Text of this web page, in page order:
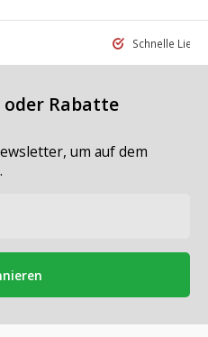
Schnelle
Rabatte
um auf dem